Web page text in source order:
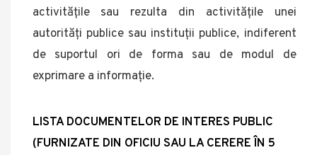
activitățile sau rezulta din activitățile unei
autorități publice sau instituții publice, indiferent
de suportul ori de forma sau de modul de
exprimare a informație.
LISTA DOCUMENTELOR DE INTERES PUBLIC
(FURNIZATE DIN OFICIU SAU LA CERERE ÎN 5